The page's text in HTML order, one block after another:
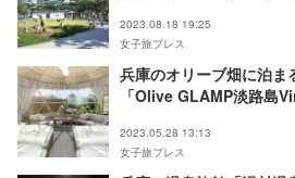
2023.08.18 19:25
女子旅プレス
兵庫のオリーブ畑に泊ま
「Olive GLAMP淡路島
2023.05.28 13:13
女子旅プレス